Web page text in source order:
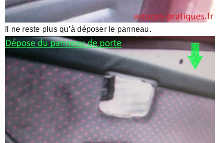
Il ne reste plus qu’à déposer le panneau.